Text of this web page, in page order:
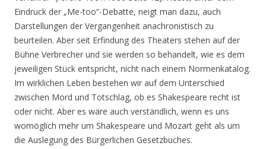
Eindruck der „Me-too“-Debatte, neigt man dazu, auch
Darstellungen der Vergangenheit anachronistisch zu
beurteilen. Aber seit Erfindung des Theaters stehen auf der
Bühne Verbrecher und sie werden so behandelt, wie es dem
jeweiligen Stück entspricht, nicht nach einem Normenkatalog.
Im wirklichen Leben bestehen wir auf dem Unterschied
zwischen Mord und Totschlag, ob es Shakespeare recht ist
oder nicht. Aber es wäre auch verständlich, wenn es uns
womöglich mehr um Shakespeare und Mozart geht als um
die Auslegung des Bürgerlichen Gesetzbuches.